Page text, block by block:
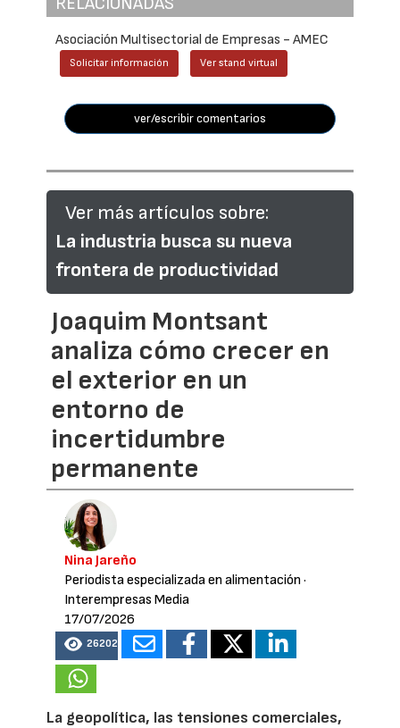
Asociación Multisectorial de Empresas - AMEC
Solicitar información Ver stand virtual
ver/escribir comentarios
Ver más artículos sobre:
La industria busca su nueva
frontera de productividad
Joaquim Montsant
analiza cómo crecer en
el exterior en un
entorno de
incertidumbre
permanente
Nina Jareño
Periodista especializada en alimentación ·
Interempresas Media
17/07/2026
26202
La geopolítica, las tensiones comerciales,